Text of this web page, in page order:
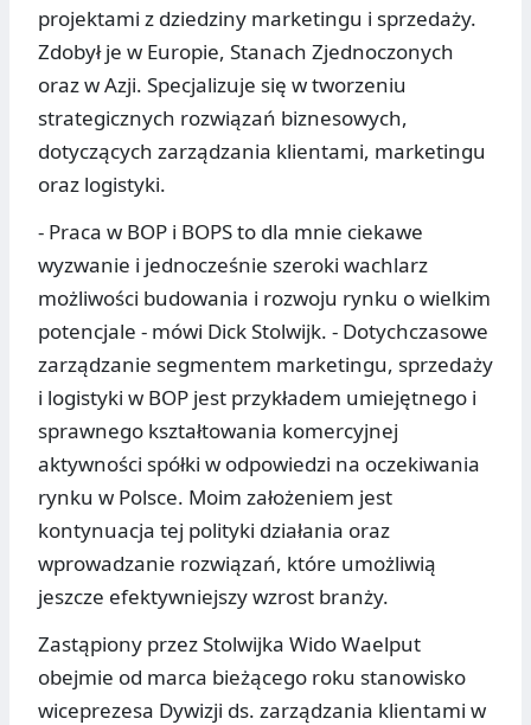
projektami z dziedziny marketingu i sprzedaży.
Zdobył je w Europie, Stanach Zjednoczonych
oraz w Azji. Specjalizuje się w tworzeniu
strategicznych rozwiązań biznesowych,
dotyczących zarządzania klientami, marketingu
oraz logistyki.
- Praca w BOP i BOPS to dla mnie ciekawe
wyzwanie i jednocześnie szeroki wachlarz
możliwości budowania i rozwoju rynku o wielkim
potencjale - mówi Dick Stolwijk. - Dotychczasowe
zarządzanie segmentem marketingu, sprzedaży
i logistyki w BOP jest przykładem umiejętnego i
sprawnego kształtowania komercyjnej
aktywności spółki w odpowiedzi na oczekiwania
rynku w Polsce. Moim założeniem jest
kontynuacja tej polityki działania oraz
wprowadzanie rozwiązań, które umożliwią
jeszcze efektywniejszy wzrost branży.
Zastąpiony przez Stolwijka Wido Waelput
obejmie od marca bieżącego roku stanowisko
wiceprezesa Dywizji ds. zarządzania klientami w